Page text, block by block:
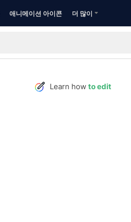
애니메이션 아이콘 더 많이
Learn how to edit